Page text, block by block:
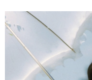
Alejandra